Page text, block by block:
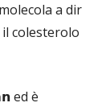
a dir
colesterolo
ed è